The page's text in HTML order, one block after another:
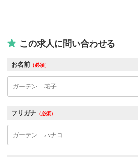
この求人に問い合わせる
お名前 （必須）
フリガナ （必須）